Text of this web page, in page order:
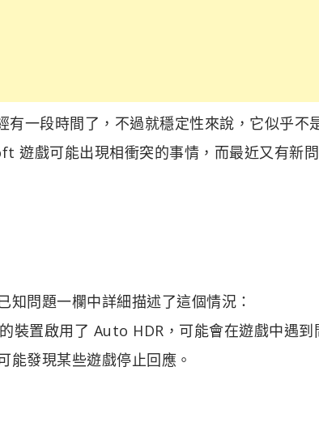
一段時間了，不過就穩定性來說，它似乎不
戲可能出現相衝突的事情，而最近又有新
問題一欄中詳細描述了這個情況：
裝置啟用了 Auto HDR，可能會在遊戲中遇到
能發現某些遊戲停止回應。